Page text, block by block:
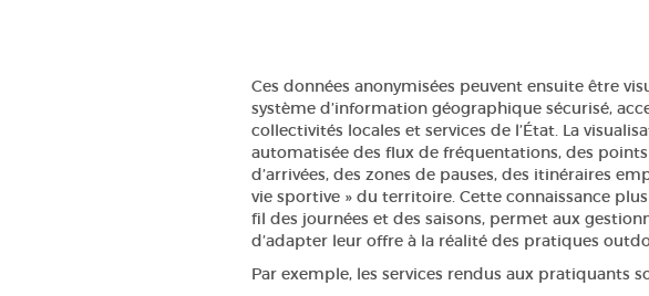
Ces données anonymisées peuvent ensuite être
système d’information géographique sécurisé,
collectivités locales et services de l’État. La
automatisée des flux de fréquentations, des
d’arrivées, des zones de pauses, des itinéraires
vie sportive » du territoire. Cette connaissance
fil des journées et des saisons, permet aux
d’adapter leur offre à la réalité des pratiques
Par exemple, les services rendus aux pratiquants